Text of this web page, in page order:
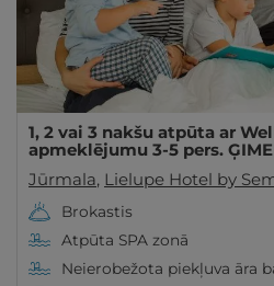
1, 2 vai 3 nakšu atpūta ar
apmeklējumu 3-5 pers.
Jūrmala, Lielupe Hotel by
Brokastis
Atpūta SPA zonā
Neierobežota piekļuva āra